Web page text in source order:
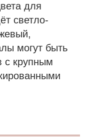
для
светло-
могут быть
с крупным